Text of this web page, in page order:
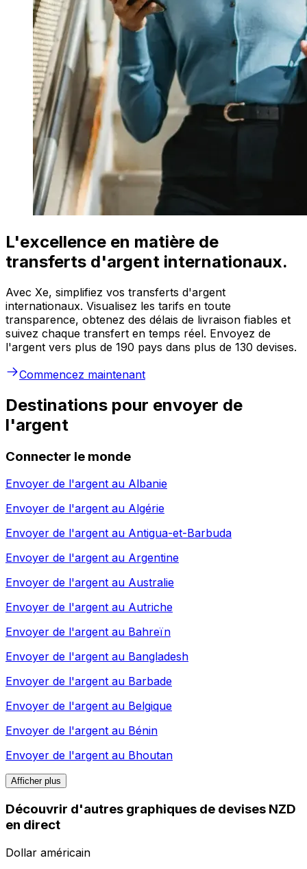
L'excellence en matière de
transferts d'argent internationaux.
Avec Xe, simplifiez vos transferts d'argent
internationaux. Visualisez les tarifs en toute
transparence, obtenez des délais de livraison fiables et
suivez chaque transfert en temps réel. Envoyez de
l'argent vers plus de 190 pays dans plus de 130 devises.
Commencez maintenant
Destinations pour envoyer de
l'argent
Connecter le monde
Envoyer de l'argent au Albanie
Envoyer de l'argent au Algérie
Envoyer de l'argent au Antigua-et-Barbuda
Envoyer de l'argent au Argentine
Envoyer de l'argent au Australie
Envoyer de l'argent au Autriche
Envoyer de l'argent au Bahreïn
Envoyer de l'argent au Bangladesh
Envoyer de l'argent au Barbade
Envoyer de l'argent au Belgique
Envoyer de l'argent au Bénin
Envoyer de l'argent au Bhoutan
Afficher plus
Découvrir d'autres graphiques de devises NZD
en direct
Dollar américain